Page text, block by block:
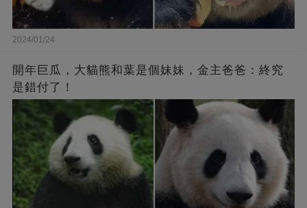
2024/01/24
開年巨瓜，大貓熊和葉是個妹妹，金主爸爸：終究
是錯付了！